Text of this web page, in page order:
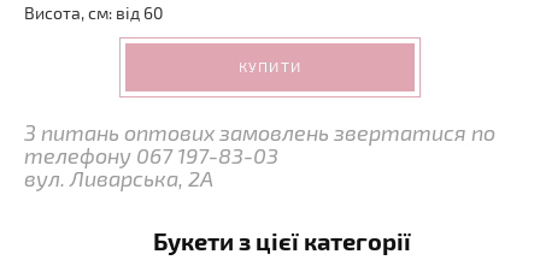
Висота, см: від 60
КУПИТИ
З питань оптових замовлень звертатися по
телефону 067 197-83-03
вул. Ливарська, 2А
Букети з цієї категорії